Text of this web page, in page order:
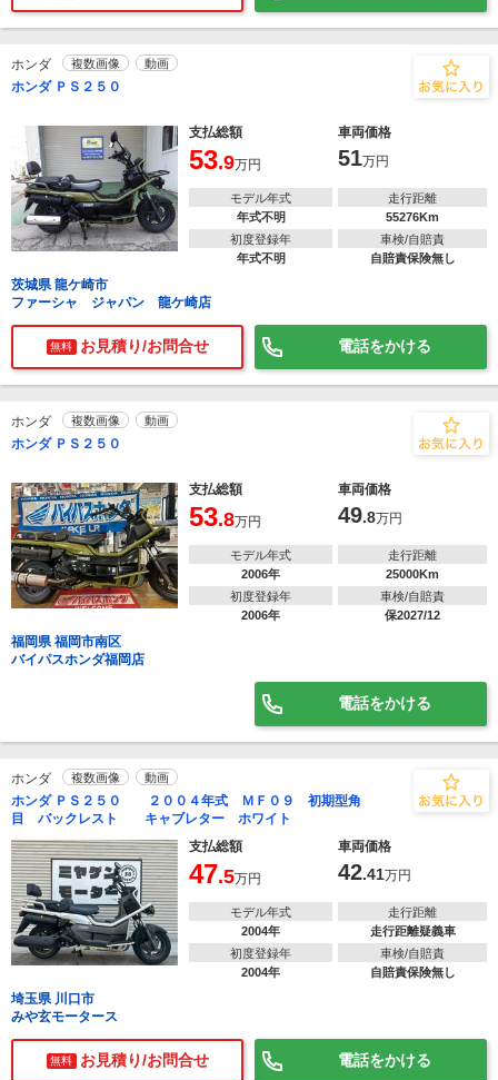
ホンダ 複数画像 動画
ホンダ ＰＳ２５０
支払総額 車両価格
53.9万円 51万円
モデル年式
年式不明
走行距離
55276Km
初度登録年
年式不明
車検/自賠責
自賠責保険無し
茨城県 龍ケ崎市
ファーシャ ジャパン 龍ケ崎店
無料 お見積り/お問合せ 電話をかける
ホンダ 複数画像 動画
ホンダ ＰＳ２５０
支払総額 車両価格
53.8万円 49.8万円
モデル年式
2006年
走行距離
25000Km
初度登録年
2006年
車検/自賠責
保2027/12
福岡県 福岡市南区
バイパスホンダ福岡店
電話をかける
ホンダ 複数画像 動画
ホンダ ＰＳ２５０ ２００４年式 ＭＦ０９ 初期型角
目 バックレスト キャブレター ホワイト
支払総額
車両価格
47.5万円 42.41万円
モデル年式
2004年
走行距離
走行距離疑義車
初度登録年
2004年
車検/自賠責
自賠責保険無し
埼玉県 川口市
みや玄モータース
無料 お見積り/お問合せ 電話をかける